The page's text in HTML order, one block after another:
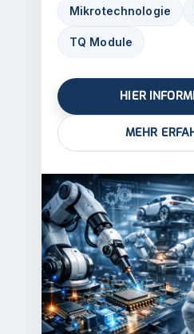
Mikrotechnologie
TQ Module
HIER
MEHR